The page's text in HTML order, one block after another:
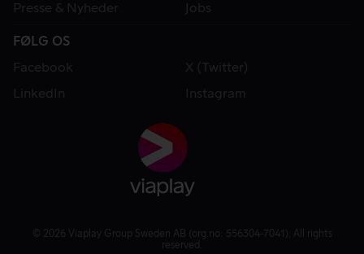
Presse & Nyheder
Jobs
FØLG OS
Facebook
X (Twitter)
LinkedIn
Instagram
© 2026 Viaplay Group Sweden AB (org.no: 556304-7041). All rights
reserved.